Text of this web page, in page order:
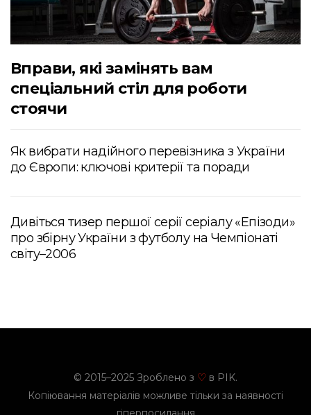
Вправи, які замінять вам
спеціальний стіл для роботи
стоячи
Як вибрати надійного перевізника з України
до Європи: ключові критерії та поради
Дивіться тизер першої серії серіалу «Епізоди»
про збірну України з футболу на Чемпіонаті
світу–2006
© 2015–2025 Зроблено з ♡ в PIK.
Копіювання матеріалів можливе тільки за наявності